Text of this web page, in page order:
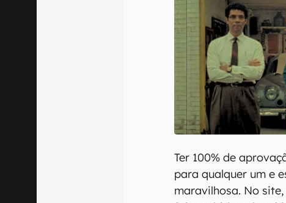
Confirmo que li,
Ter 100% de
para qualquer um e
maravilhosa. No